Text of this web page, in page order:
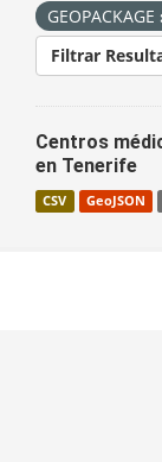
GEOPACKAGE
Filtrar
Centros
en Tenerife
CSV GeoJSON